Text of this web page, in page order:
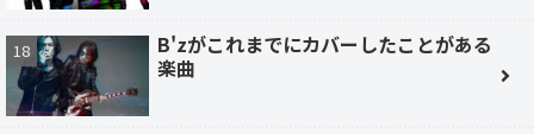
B'zがこれまでにカバーしたことがある
楽曲